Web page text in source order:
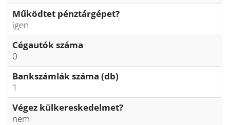
Működtet pénztárgépet?
igen
Cégautók száma
0
Bankszámlák száma (db)
1
Végez külkereskedelmet?
nem